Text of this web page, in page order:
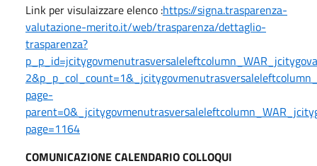
Link per visulaizzare elenco :https://signa.trasparenza-
valutazione-merito.it/web/trasparenza/dettaglio-
trasparenza?
page-
page=1164
COMUNICAZIONE CALENDARIO COLLOQUI